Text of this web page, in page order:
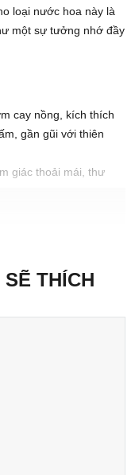
loại nước hoa này là
một sự tưởng nhớ đầy
cay nồng, kích thích
gần gũi với thiên
giác thoải mái, thư
THÍCH